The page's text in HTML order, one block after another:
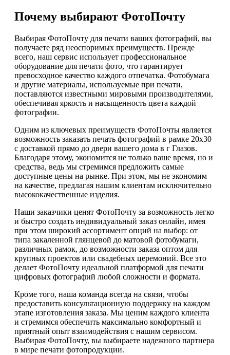
Почему выбирают ФотоПочту
Выбирая ФотоПочту для печати ваших фотографий, вы
получаете ряд неоспоримых преимуществ. Прежде
всего, наш сервис использует профессиональное
оборудование для печати фото, что гарантирует
превосходное качество каждого отпечатка. Фотобумага
и другие материалы, используемые при печати,
поставляются известными мировыми производителями,
обеспечивая яркость и насыщенность цвета каждой
фотографии.
Одним из ключевых преимуществ ФотоПочты является
возможность заказать печать фотографий в рамке 20х30
с доставкой прямо до двери вашего дома в г Глазов.
Благодаря этому, экономится не только ваше время, но и
средства, ведь мы стремимся предложить самые
доступные цены на рынке. При этом, мы не экономим
на качестве, предлагая нашим клиентам исключительно
высококачественные изделия.
Наши заказчики ценят ФотоПочту за возможность легко
и быстро создать индивидуальный заказ онлайн, имея
при этом широкий ассортимент опций на выбор: от
типа закаленной глянцевой до матовой фотобумаги,
различных рамок, до возможности заказа оптом для
крупных проектов или свадебных церемоний. Все это
делает ФотоПочту идеальной платформой для печати
цифровых фотографий любой сложности и формата.
Кроме того, наша команда всегда на связи, чтобы
предоставить консультационную поддержку на каждом
этапе изготовления заказа. Мы ценим каждого клиента
и стремимся обеспечить максимально комфортный и
приятный опыт взаимодействия с нашим сервисом.
Выбирая ФотоПочту, вы выбираете надежного партнера
в мире печати фотопродукции.